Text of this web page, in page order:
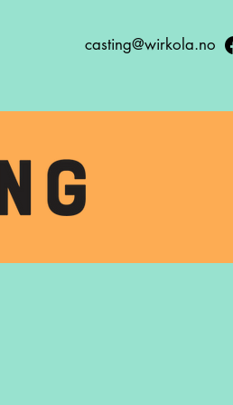
casting@wirkola.no